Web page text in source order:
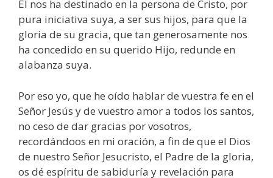
El nos ha destinado en la persona de Cristo, por
pura iniciativa suya, a ser sus hijos, para que la
gloria de su gracia, que tan generosamente nos
ha concedido en su querido Hijo, redunde en
alabanza suya.
Por eso yo, que he oído hablar de vuestra fe en el
Señor Jesús y de vuestro amor a todos los santos,
no ceso de dar gracias por vosotros,
recordándoos en mi oración, a fin de que el Dios
de nuestro Señor Jesucristo, el Padre de la gloria,
os dé espíritu de sabiduría y revelación para